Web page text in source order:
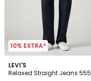
10% EXTRA*
LEVI'S
Relaxed Straight Jeans 555
4,7
/ 5
2
Farben